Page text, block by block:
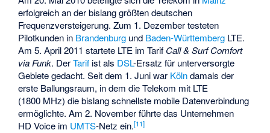
erfolgreich an der bislang größten deutschen
Frequenzversteigerung. Zum 1. Dezember testeten
Pilotkunden in Brandenburg und Baden-Württemberg LTE.
Am 5. April 2011 startete LTE im Tarif Call & Surf Comfort
via Funk. DerTarif ist als DSL-Ersatz für unterversorgte
Gebiete gedacht. Seit dem 1. Juni war Kölndamals der
erste Ballungsraum, in dem die Telekom mit LTE
(1800 MHz) die bislang schnellste mobile Datenverbindung
ermöglichte. Am 2. November führte das Unternehmen
HD Voice im UMTS-Netz ein.[11]